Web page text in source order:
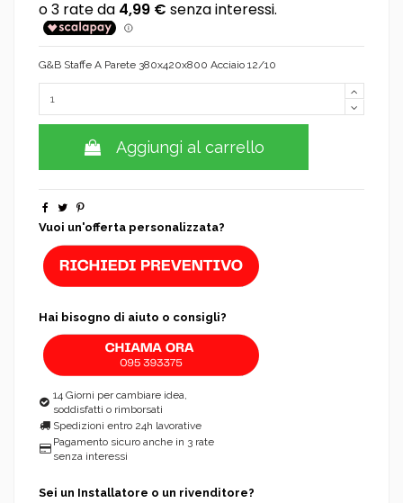
G&B Staffe A Parete 380x420x800 Acciaio 12/10
Aggiungi al carrello
Vuoi un'offerta personalizzata?
Hai bisogno di aiuto o consigli?
14 Giorni per cambiare idea,
soddisfatti o rimborsati
Spedizioni entro 24h lavorative
Pagamento sicuro anche in 3 rate
senza interessi
Sei un Installatore o un rivenditore?